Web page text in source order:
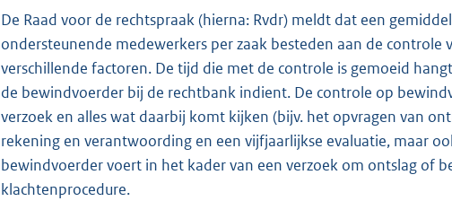
De Raad voor de rechtspraak (hierna: Rvdr) meldt dat een
ondersteunende medewerkers per zaak besteden aan de
verschillende factoren. De tijd die met de controle is gemoeid
de bewindvoerder bij de rechtbank indient. De controle op
verzoek en alles wat daarbij komt kijken (bijv. het opvragen van
rekening en verantwoording en een vijfjaarlijkse evaluatie, maar
bewindvoerder voert in het kader van een verzoek om ontslag of
klachtenprocedure.